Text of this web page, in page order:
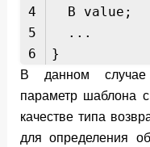
4
5
6
B value;
...
}
В данном случае
параметр шаблона
качестве типа
для определения